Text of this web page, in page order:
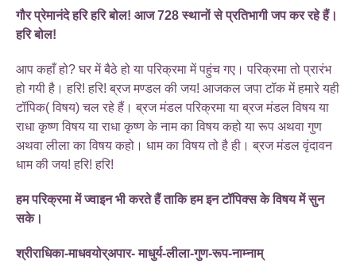
गौर प्रेमानंदे हरि हरि बोल! आज 728 स्थानों से प्रतिभागी जप कर रहे हैं।
हरि बोल!
आप कहाँ हो? घर में बैठे हो या परिक्रमा में पहुंच गए। परिक्रमा तो प्रारंभ
हो गयी है। हरि! हरि! ब्रज मण्डल की जय! आजकल जपा टॉक में हमारे यही
टॉपिक( विषय) चल रहे हैं। ब्रज मंडल परिक्रमा या ब्रज मंडल विषय या
राधा कृष्ण विषय या राधा कृष्ण के नाम का विषय कहो या रूप अथवा गुण
अथवा लीला का विषय कहो। धाम का विषय तो है ही। ब्रज मंडल वृंदावन
धाम की जय! हरि! हरि!
हम परिक्रमा में ज्वाइन भी करते हैं ताकि हम इन टॉपिक्स के विषय में सुन
सके।
श्रीराधिका-माधवयोर्‌अपार- माधुर्य-लीला-गुण-रूप-नाम्नाम्